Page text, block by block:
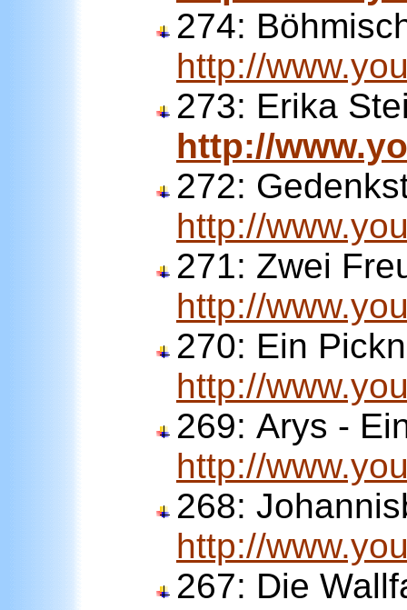
274:
http://
273: Erika
http://
272:
http://
271: Zwei
http://
270: Ein
http://
269: Arys -
http://
268:
http://
267: Die